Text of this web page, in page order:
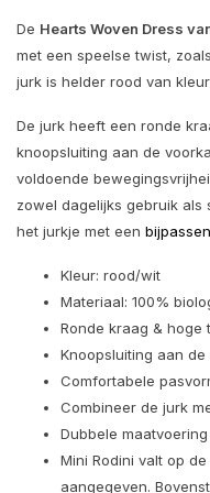
De Hearts Woven Dress
met een speelse twist,
jurk is helder rood van
De jurk heeft een ronde
knoopsluiting aan de
voldoende
zowel dagelijks gebruik als
het jurkje met een
Kleur: rood/wit
Materiaal: 100%
Ronde kraag & hoge
Knoopsluiting aan
Comfortabele
Combineer de jurk
Dubbele maatvoering
Mini Rodini valt op
aangegeven.